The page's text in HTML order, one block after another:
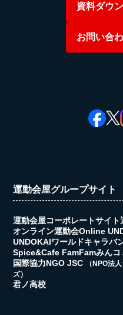
資料ダウ
お問い合
運動会屋グループサイト
運動会屋コーポレートサイト
オンライン運動会Online
UNDOKAIワールドキャラバ
Spice&Cafe FamFamみんコ
国際協力NGO JSC
（NPO法
ズ）
君ノ高校